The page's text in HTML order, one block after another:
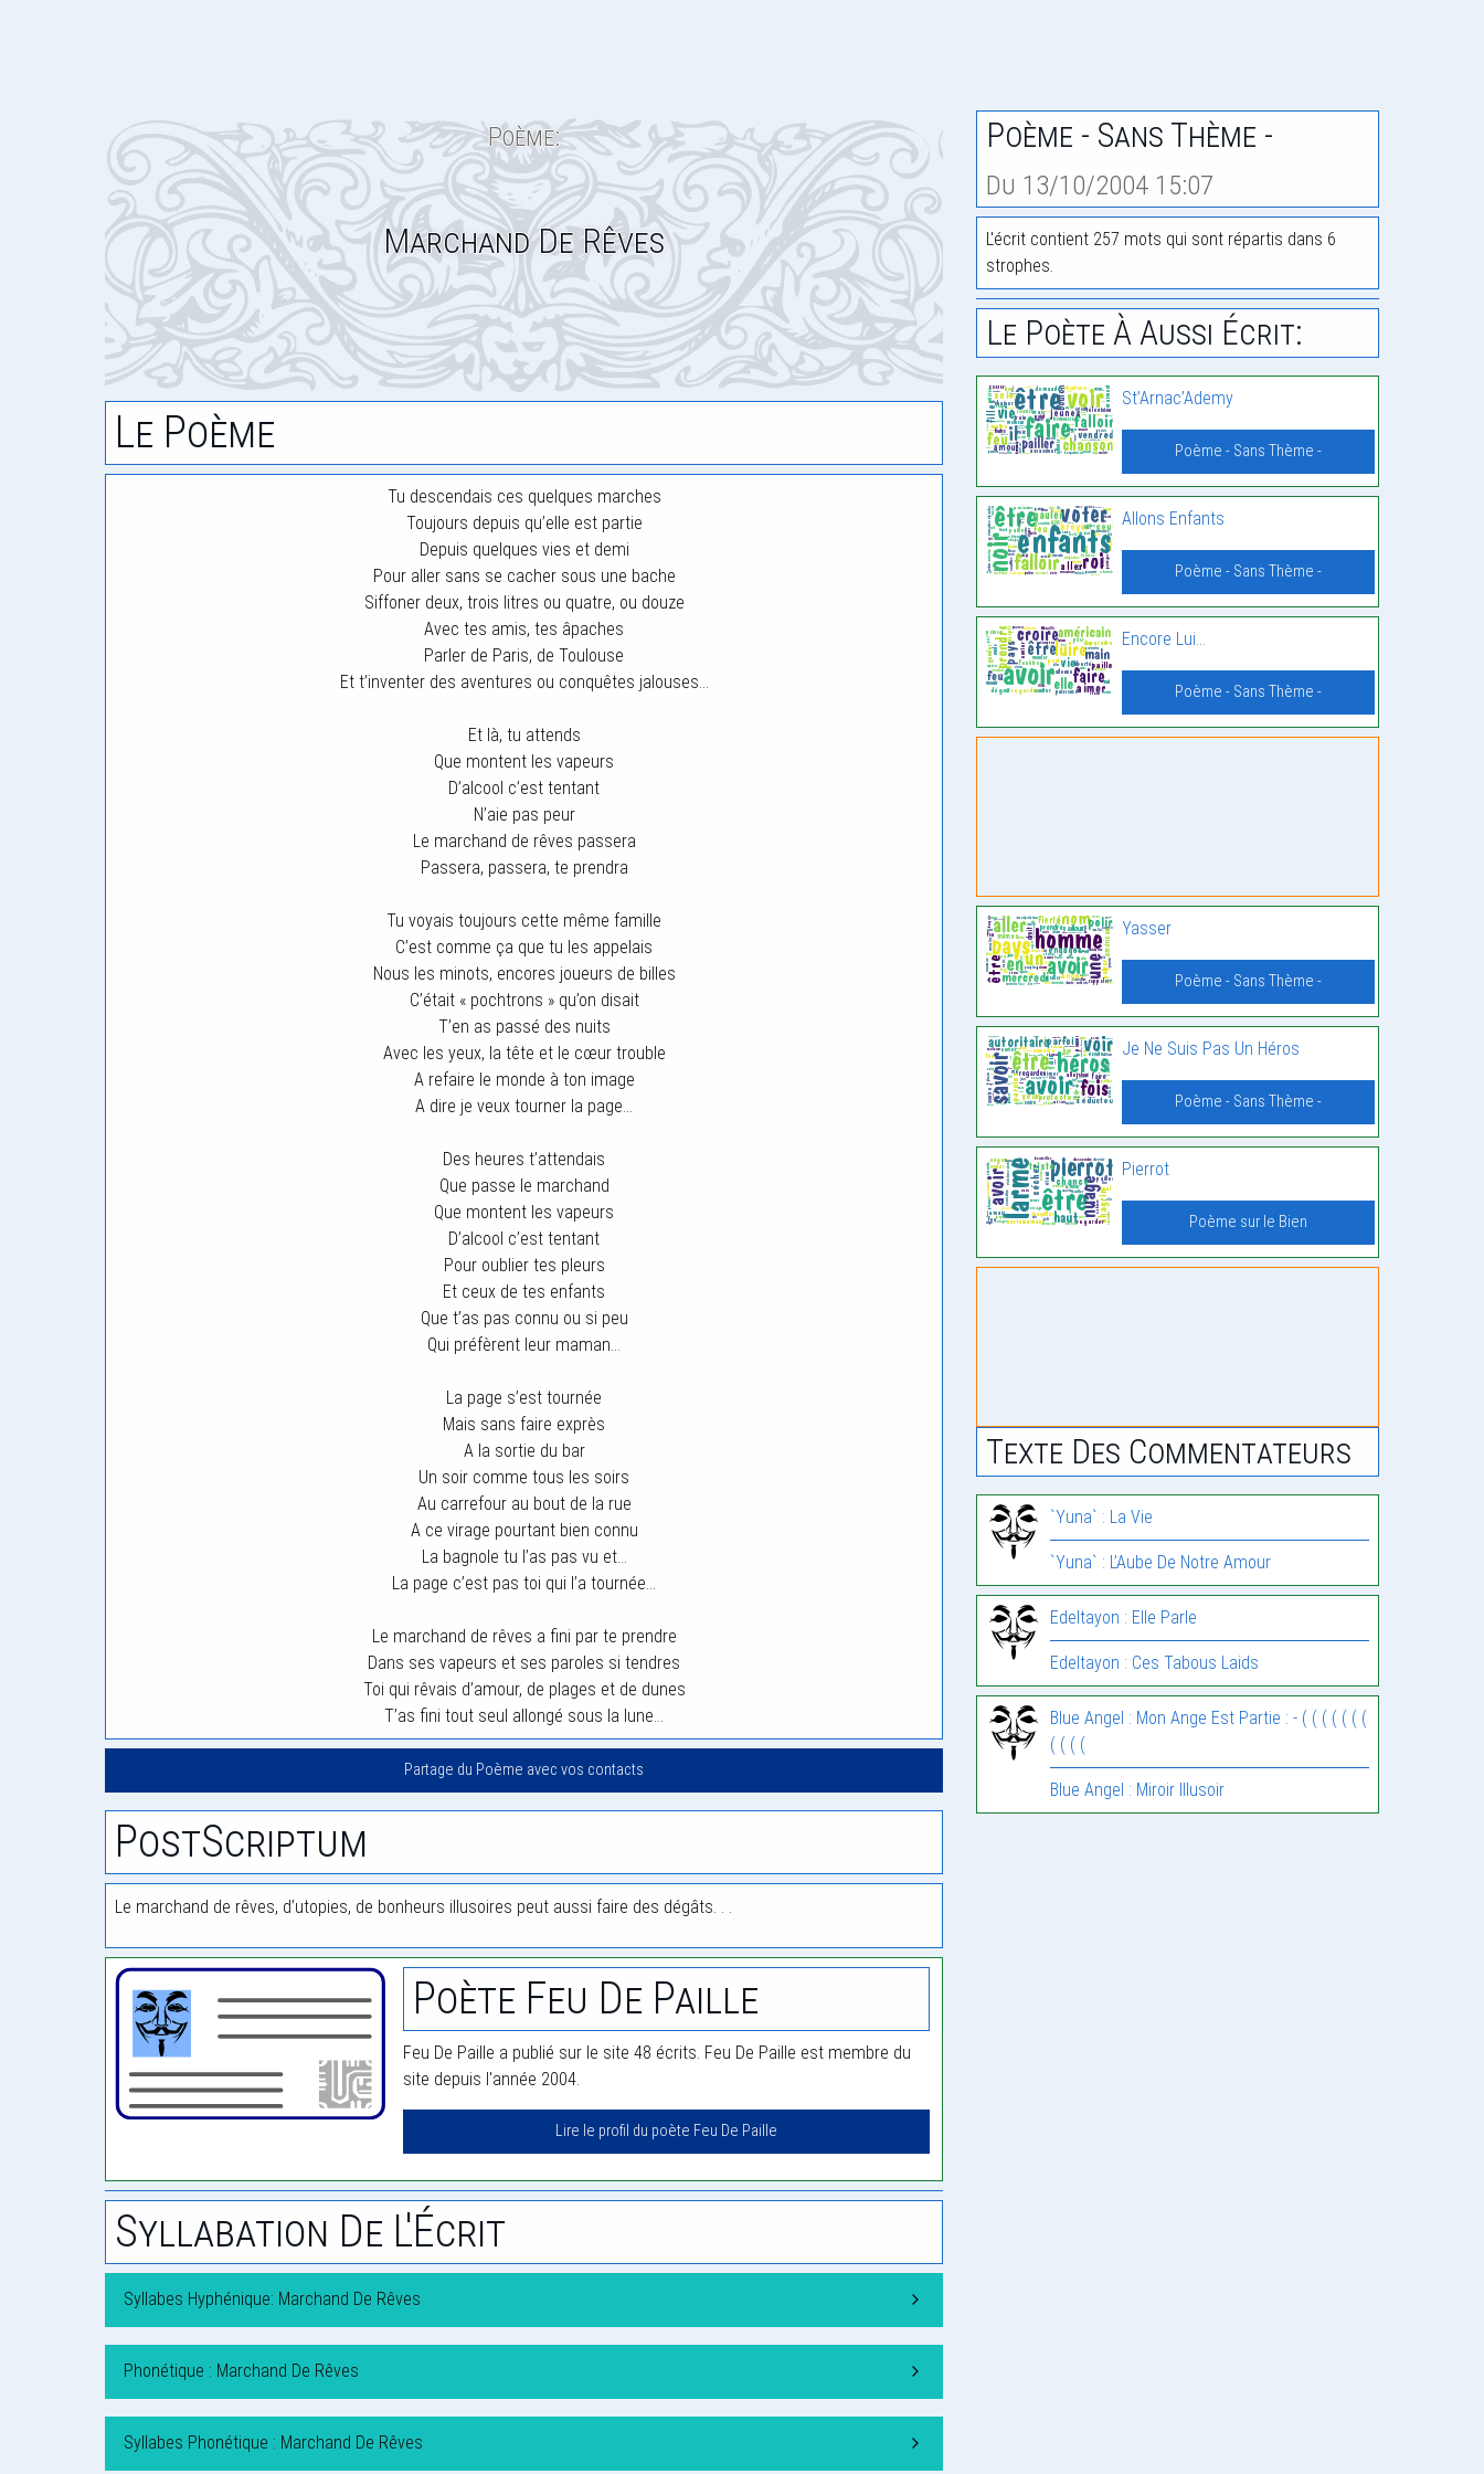
Poème:
Marchand De Rêves
Le Poème
Tu descendais ces quelques marches
Toujours depuis qu’elle est partie
Depuis quelques vies et demi
Pour aller sans se cacher sous une bache
Siffoner deux, trois litres ou quatre, ou douze
Avec tes amis, tes âpaches
Parler de Paris, de Toulouse
Et t’inventer des aventures ou conquêtes jalouses…
Et là, tu attends
Que montent les vapeurs
D’alcool c’est tentant
N’aie pas peur
Le marchand de rêves passera
Passera, passera, te prendra
Tu voyais toujours cette même famille
C’est comme ça que tu les appelais
Nous les minots, encores joueurs de billes
C’était « pochtrons » qu’on disait
T’en as passé des nuits
Avec les yeux, la tête et le cœur trouble
A refaire le monde à ton image
A dire je veux tourner la page…
Des heures t’attendais
Que passe le marchand
Que montent les vapeurs
D’alcool c’est tentant
Pour oublier tes pleurs
Et ceux de tes enfants
Que t’as pas connu ou si peu
Qui préfèrent leur maman…
La page s’est tournée
Mais sans faire exprès
A la sortie du bar
Un soir comme tous les soirs
Au carrefour au bout de la rue
A ce virage pourtant bien connu
La bagnole tu l’as pas vu et…
La page c’est pas toi qui l’a tournée…
Le marchand de rêves a fini par te prendre
Dans ses vapeurs et ses paroles si tendres
Toi qui rêvais d’amour, de plages et de dunes
T’as fini tout seul allongé sous la lune…
Partage du Poème avec vos contacts
PostScriptum
Le marchand de rêves, d’utopies, de bonheurs illusoires peut aussi faire des dégâts. . .
Poète Feu De Paille
Feu De Paille a publié sur le site 48 écrits. Feu De Paille est membre du
site depuis l'année 2004.
Lire le profil du poète Feu De Paille
Syllabation De L'Écrit
Syllabes Hyphénique: Marchand De Rêves
Phonétique : Marchand De Rêves
Syllabes Phonétique : Marchand De Rêves
Poème - Sans Thème -
Du 13/10/2004 15:07
L'écrit contient 257 mots qui sont répartis dans 6
strophes.
Le Poète À Aussi Écrit:
St’Arnac’Ademy
Poème - Sans Thème -
Allons Enfants
Poème - Sans Thème -
Encore Lui…
Poème - Sans Thème -
Yasser
Poème - Sans Thème -
Je Ne Suis Pas Un Héros
Poème - Sans Thème -
Pierrot
Poème sur le Bien
Texte Des Commentateurs
`Yuna` : La Vie
`Yuna` : L’Aube De Notre Amour
Edeltayon : Elle Parle
Edeltayon : Ces Tabous Laids
Blue Angel : Mon Ange Est Partie : - ( ( ( ( ( ( (
( ( ( (
Blue Angel : Miroir Illusoir